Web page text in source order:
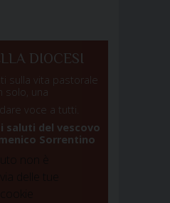
DIOCESI
sulla vita pastorale
solo, una
voce a tutti.
saluti del vescovo
Sorrentino